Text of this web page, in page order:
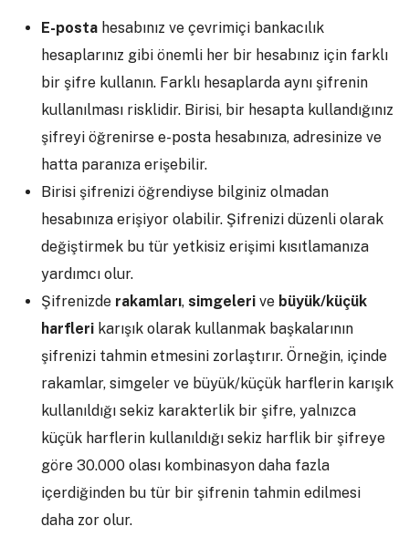
E-posta hesabınız ve çevrimiçi bankacılık
hesaplarınız gibi önemli her bir hesabınız için farklı
bir şifre kullanın. Farklı hesaplarda aynı şifrenin
kullanılması risklidir. Birisi, bir hesapta kullandığınız
şifreyi öğrenirse e-posta hesabınıza, adresinize ve
hatta paranıza erişebilir.
Birisi şifrenizi öğrendiyse bilginiz olmadan
hesabınıza erişiyor olabilir. Şifrenizi düzenli olarak
değiştirmek bu tür yetkisiz erişimi kısıtlamanıza
yardımcı olur.
Şifrenizde rakamları, simgeleri ve büyük/küçük
harfleri karışık olarak kullanmak başkalarının
şifrenizi tahmin etmesini zorlaştırır. Örneğin, içinde
rakamlar, simgeler ve büyük/küçük harflerin karışık
kullanıldığı sekiz karakterlik bir şifre, yalnızca
küçük harflerin kullanıldığı sekiz harflik bir şifreye
göre 30.000 olası kombinasyon daha fazla
içerdiğinden bu tür bir şifrenin tahmin edilmesi
daha zor olur.